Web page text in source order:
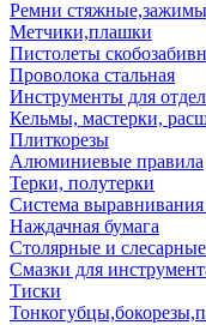
Ремни
Метчики,плашки
Пистолеты
Проволока стальная
Инструменты для
Кельмы, мастерки,
Плиткорезы
Алюминиевые правила
Терки, полутерки
Система
Наждачная бумага
Столярные и
Смазки для
Тиски